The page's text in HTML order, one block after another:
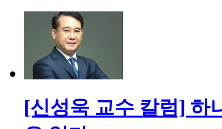
[신성욱 교수 칼럼] 하